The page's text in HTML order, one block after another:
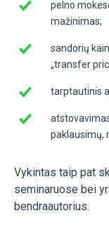
pelno
mažinimas;
sandorių
„transfer
tarptautinis
paklausimų,
Vykintas taip pat
seminaruose bei
bendraautorius.